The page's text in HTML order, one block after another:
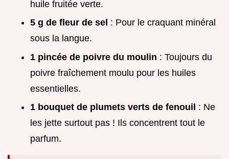
huile fruitée verte.
5 g de fleur de sel : Pour le craquant minéral
sous la langue.
1 pincée de poivre du moulin : Toujours du
poivre fraîchement moulu pour les huiles
essentielles.
1 bouquet de plumets verts de fenouil : Ne
les jette surtout pas ! Ils concentrent tout le
parfum.